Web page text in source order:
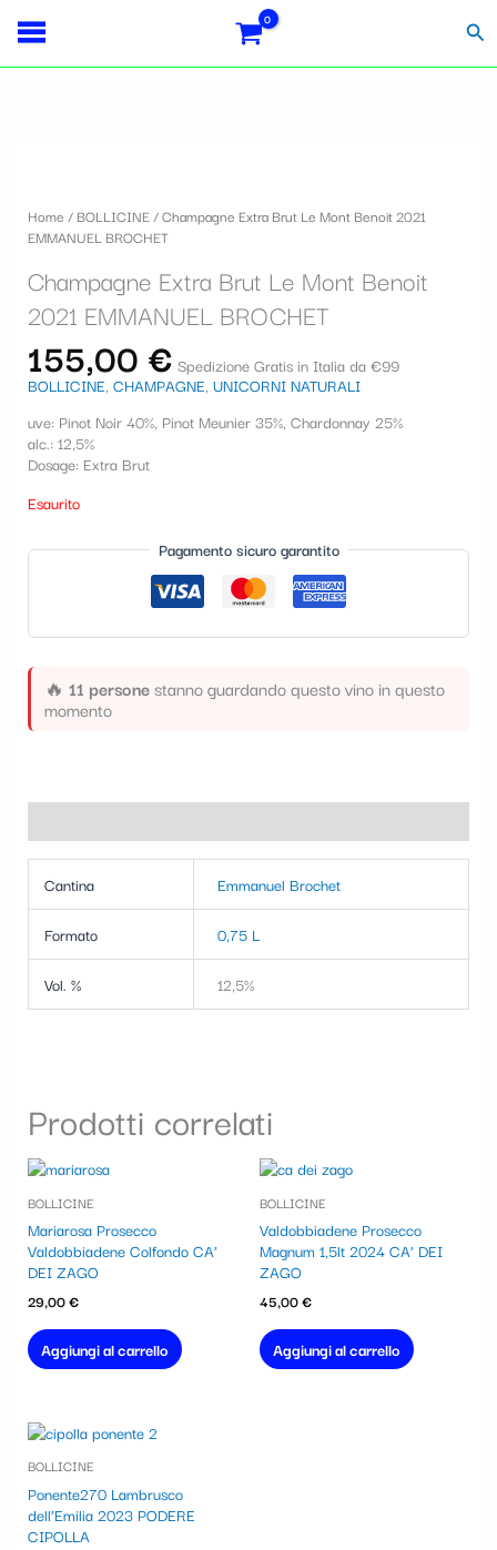
contenuto
Home / BOLLICINE/ Champagne Extra Brut Le Mont Benoit 2021
EMMANUEL BROCHET
Champagne Extra Brut Le Mont Benoit
2021 EMMANUEL BROCHET
155,00 € Spedizione Gratis in Italia da €99
BOLLICINE, CHAMPAGNE, UNICORNI NATURALI
uve: Pinot Noir 40%, Pinot Meunier 35%, Chardonnay 25%
alc.: 12,5%
Dosage: Extra Brut
Esaurito
Pagamento sicuro garantito
🔥 11 personestanno guardando questo vino in questo
momento
Cantina Emmanuel Brochet
Formato 0,75 L
Vol. % 12,5%
Prodotti correlati
BOLLICINE
Mariarosa Prosecco
Valdobbiadene Colfondo CA’
DEI ZAGO
29,00€
Aggiungi al carrello
BOLLICINE
Valdobbiadene Prosecco
Magnum 1,5lt 2024 CA’ DEI
ZAGO
45,00€
Aggiungi al carrello
BOLLICINE
Ponente270 Lambrusco
dell’Emilia 2023 PODERE
CIPOLLA
S
o
n
c
a
t
e
a
fiscale:
Carrello: